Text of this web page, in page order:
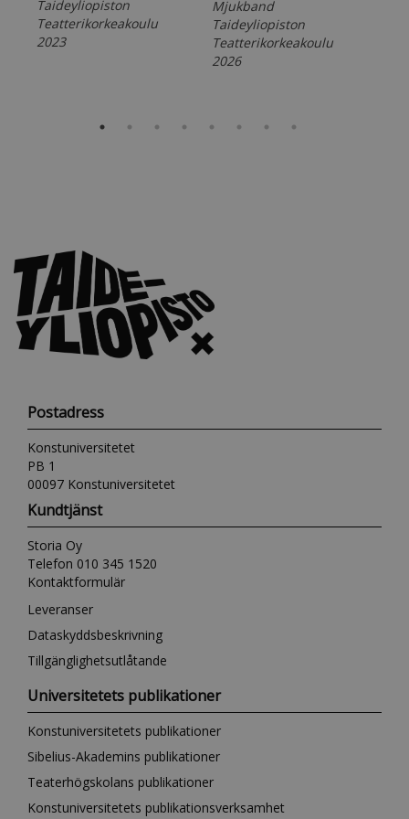
Taideyliopiston
Teatterikorkeakoulu
2023
Mjukband
Taideyliopiston
Teatterikorkeakoulu
2026
Postadress
Konstuniversitetet
PB 1
00097 Konstuniversitetet
Kundtjänst
Storia Oy
Telefon 010 345 1520
Kontaktformulär
Leveranser
Dataskyddsbeskrivning
Tillgänglighetsutlåtande
Universitetets publikationer
Konstuniversitetets publikationer
Sibelius-Akademins publikationer
Teaterhögskolans publikationer
Konstuniversitetets publikationsverksamhet